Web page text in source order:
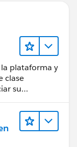
plataforma y
clase
su